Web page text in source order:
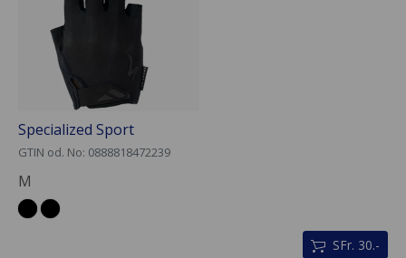
Specialized Sport
GTIN od. No: 0888818472239
M
SFr. 30.-